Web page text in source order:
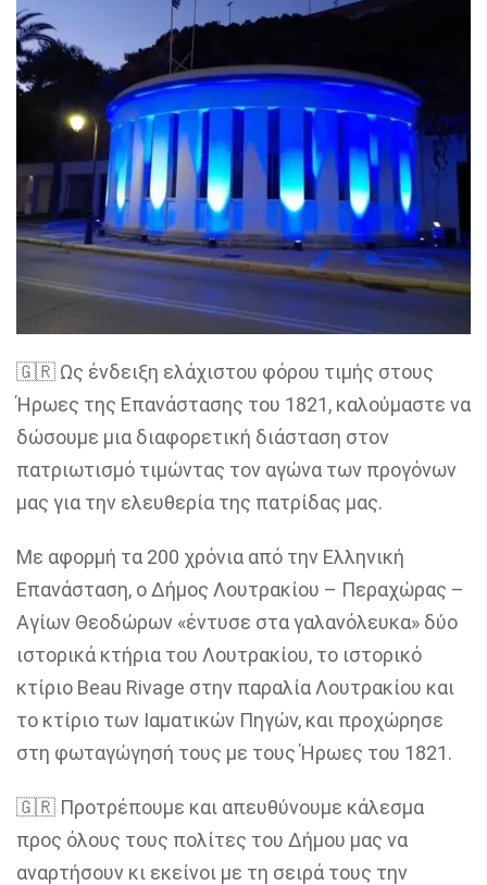
🇬🇷 Ως ένδειξη ελάχιστου φόρου τιμής στους
Ήρωες της Επανάστασης του 1821, καλούμαστε να
δώσουμε μια διαφορετική διάσταση στον
πατριωτισμό τιμώντας τον αγώνα των προγόνων
μας για την ελευθερία της πατρίδας μας.
Με αφορμή τα 200 χρόνια από την Ελληνική
Επανάσταση, ο Δήμος Λουτρακίου – Περαχώρας –
Αγίων Θεοδώρων «έντυσε στα γαλανόλευκα» δύο
ιστορικά κτήρια του Λουτρακίου, το ιστορικό
κτίριο Beau Rivage στην παραλία Λουτρακίου και
το κτίριο των Ιαματικών Πηγών, και προχώρησε
στη φωταγώγησή τους με τους Ήρωες του 1821.
🇬🇷 Προτρέπουμε και απευθύνουμε κάλεσμα
προς όλους τους πολίτες του Δήμου μας να
αναρτήσουν κι εκείνοι με τη σειρά τους την